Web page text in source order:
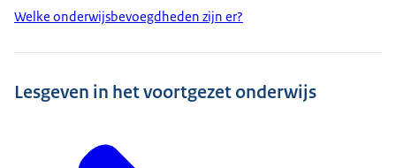
Welke onderwijsbevoegdheden zijn er?
Lesgeven in het voortgezet onderwijs